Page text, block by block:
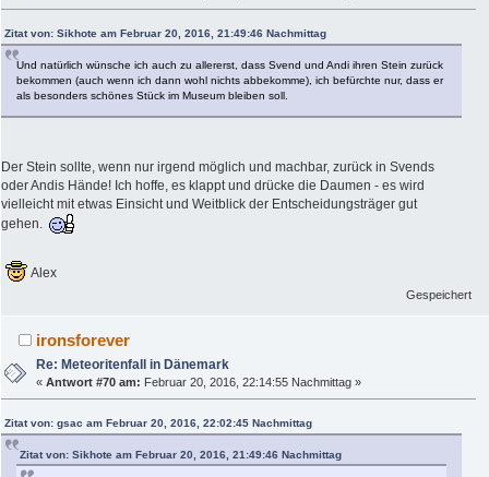
Zitat von: Sikhote am Februar 20, 2016, 21:49:46 Nachmittag
Und natürlich wünsche ich auch zu allererst, dass Svend und Andi ihren Stein zurück
bekommen (auch wenn ich dann wohl nichts abbekomme), ich befürchte nur, dass er
als besonders schönes Stück im Museum bleiben soll.
Der Stein sollte, wenn nur irgend möglich und machbar, zurück in Svends
oder Andis Hände! Ich hoffe, es klappt und drücke die Daumen - es wird
vielleicht mit etwas Einsicht und Weitblick der Entscheidungsträger gut
gehen.
Alex
Gespeichert
ironsforever
Re: Meteoritenfall in Dänemark
«Antwort #70 am: Februar 20, 2016, 22:14:55 Nachmittag »
Zitat von: gsac am Februar 20, 2016, 22:02:45 Nachmittag
Zitat von: Sikhote am Februar 20, 2016, 21:49:46 Nachmittag